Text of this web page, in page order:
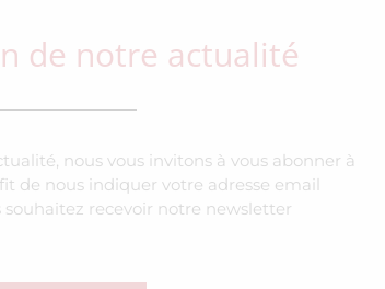
de notre actualité
nous vous invitons à vous abonner à
de nous indiquer votre adresse email
recevoir notre newsletter